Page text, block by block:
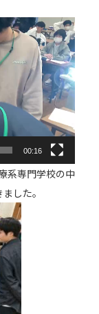
00:16
系専門学校の中
した。